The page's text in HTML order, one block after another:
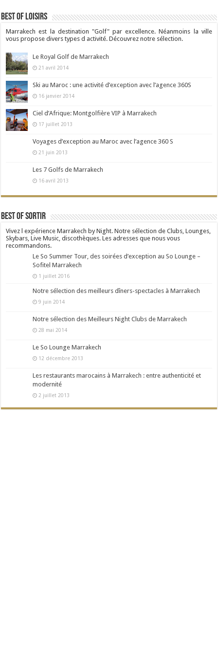
Best Of Loisirs
Marrakech est la destination "Golf" par excellence. Néanmoins la ville
vous propose divers types d activité. Découvrez notre sélection.
Le Royal Golf de Marrakech
21 avril 2014
Ski au Maroc : une activité d’exception avec l’agence 360S
16 janvier 2014
Ciel d’Afrique: Montgolfière VIP à Marrakech
17 juillet 2013
Voyages d’exception au Maroc avec l’agence 360 S
21 juin 2013
Les 7 Golfs de Marrakech
16 avril 2013
Best Of Sortir
Vivez l expérience Marrakech by Night. Notre sélection de Clubs, Lounges,
Skybars, Live Music, discothèques. Les adresses que nous vous
recommandons.
Le So Summer Tour, des soirées d’exception au So Lounge –
Sofitel Marrakech
1 juillet 2016
Notre sélection des meilleurs dîners-spectacles à Marrakech
9 juin 2014
Notre sélection des Meilleurs Night Clubs de Marrakech
28 mai 2014
Le So Lounge Marrakech
12 décembre 2013
Les restaurants marocains à Marrakech : entre authenticité et
modernité
2 juillet 2013